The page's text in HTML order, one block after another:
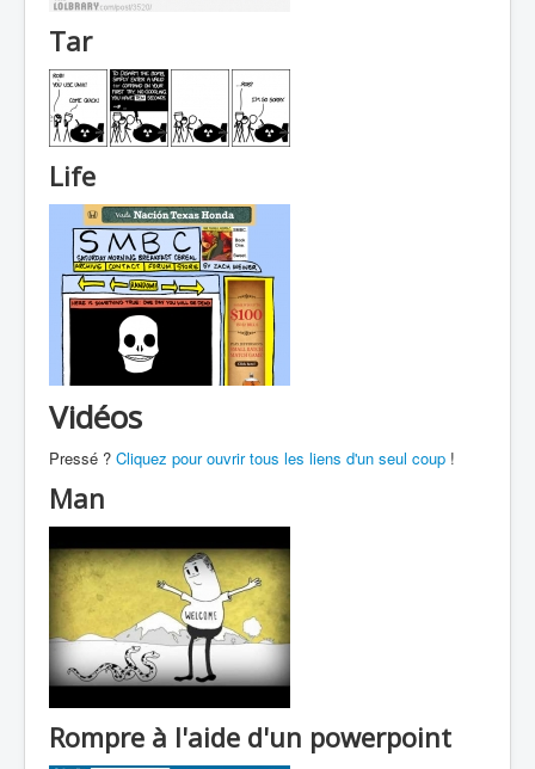
Tar
Life
Vidéos
Pressé ? Cliquez pour ouvrir tous les liens d'un seul coup !
Man
Rompre à l'aide d'un powerpoint